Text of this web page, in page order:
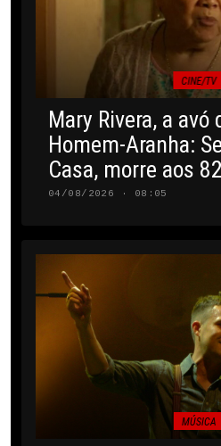
CINE/TV
Mary Rivera, a avó
Homem-Aranha:
Casa, morre aos
04/08/2026 · 08:05
MÚSICA